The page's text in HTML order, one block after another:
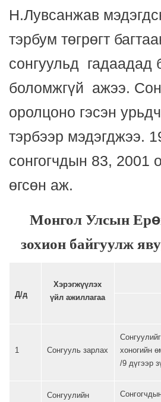
Н.Лувсанжав
тэрбум төгрөгт
сонгуульд гадаадад
боломжгүй ажээ.
оролцоно гэсэн
тэрбээр мэдэгджээ.
сонгогчдын 83, 2001
өгсөн аж.
Монгол Улсын Ерө
зохион байгуулж
Д/д
Хэрэгжүүлэх
үйл ажиллагаа
1 Сонгууль зарлах
хоногийн
/9 дүгээр
Сонгуулийн